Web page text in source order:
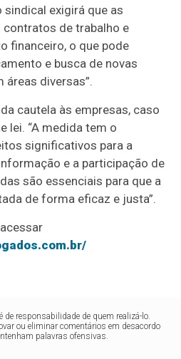
exigirá que as
de trabalho e
financeiro, o que pode
e busca de novas
diversas”.
cautela às empresas, caso
lei. “A medida tem o
significativos para a
e a participação de
são essenciais para que a
de forma eficaz e justa”.
de responsabilidade de quem realizá-lo.
ou eliminar comentários em desacordo
palavras ofensivas.